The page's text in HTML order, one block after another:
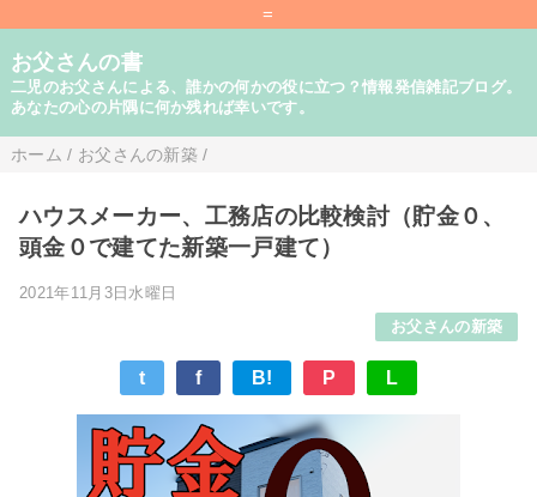
=
お父さんの書
二児のお父さんによる、誰かの何かの役に立つ？情報発信雑記ブログ。
あなたの心の片隅に何か残れば幸いです。
ホーム / お父さんの新築 /
ハウスメーカー、工務店の比較検討（貯金０、
頭金０で建てた新築一戸建て）
2021年11月3日水曜日
お父さんの新築
t f B! P L